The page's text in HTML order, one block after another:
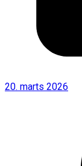
20. marts 2026